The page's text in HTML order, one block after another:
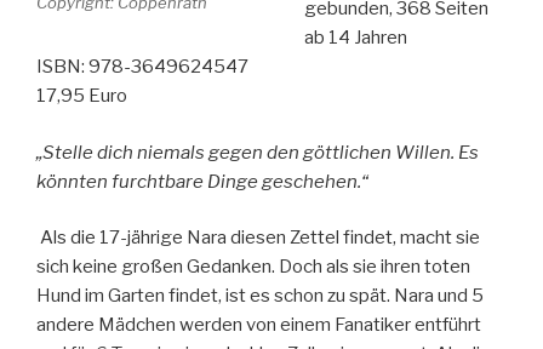
gebunden, 368 Seiten
ab 14 Jahren
ISBN: 978-3649624547
17,95 Euro
„Stelle dich niemals gegen den göttlichen Willen. Es
könnten furchtbare Dinge geschehen.“
Als die 17-jährige Nara diesen Zettel findet, macht sie
sich keine großen Gedanken. Doch als sie ihren toten
Hund im Garten findet, ist es schon zu spät. Nara und 5
andere Mädchen werden von einem Fanatiker entführt